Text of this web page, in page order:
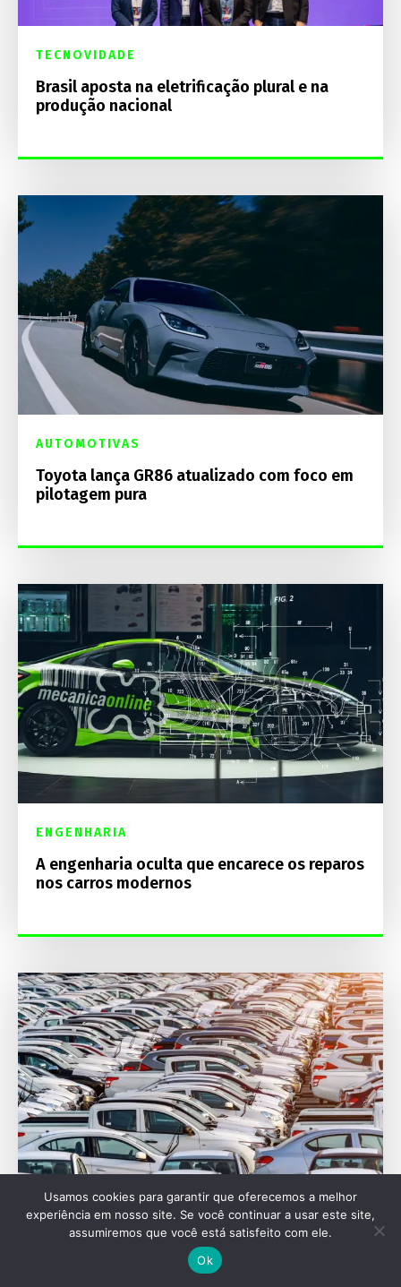
TECNOVIDADE
Brasil aposta na eletrificação plural e na
produção nacional
AUTOMOTIVAS
Toyota lança GR86 atualizado com foco em
pilotagem pura
ENGENHARIA
A engenharia oculta que encarece os reparos
nos carros modernos
MERCADO
Mercado registra em julho a menor alta nos
preços de carros usados desde 2025
Usamos cookies para garantir que oferecemos a melhor
experiência em nosso site. Se você continuar a usar este site,
assumiremos que você está satisfeito com ele.
Ok